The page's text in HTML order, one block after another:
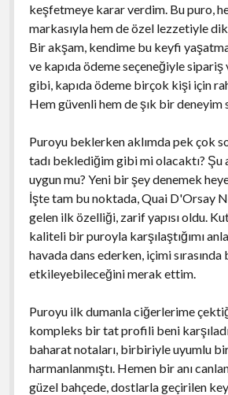
keşfetmeye karar verdim. Bu puro,
markasıyla hem de özel lezzetiyle
Bir akşam, kendime bu keyfi
ve kapıda ödeme seçeneğiyle
gibi, kapıda ödeme birçok kişi için
Hem güvenli hem de şık bir deneyim
Puroyu beklerken aklımda pek çok
tadı beklediğim gibi mi olacaktı? Şu
uygun mu? Yeni bir şey denemek
İşte tam bu noktada, Quai D'Orsay
gelen ilk özelliği, zarif yapısı oldu.
kaliteli bir puroyla karşılaştığımı
havada dans ederken, içimi sırasında
etkileyebileceğini merak ettim.
Puroyu ilk dumanla ciğerlerime
kompleks bir tat profili beni
baharat notaları, birbiriyle uyumlu
harmanlanmıştı. Hemen bir anı
güzel bahçede, dostlarla geçirilen